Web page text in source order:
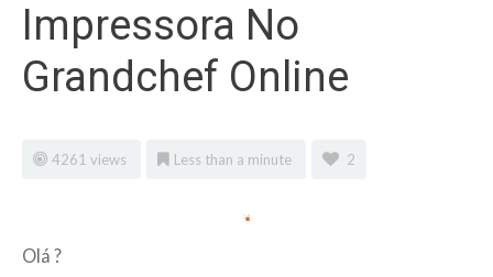
Impressora No
Grandchef Online
4261 views Less than a minute 2
Olá ?